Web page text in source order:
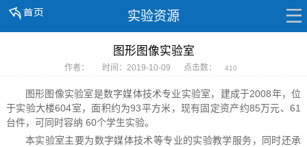
实验资源
图形图像实验室
作者： 时间：2019-10-09 点击数： 410
图形图像实验室是数字媒体技术专业实验室，建成于2008年，位
于实验大楼604室，面积约为93平方米，现有固定资产约85万元、61
台件，可同时容纳 60个学生实验。
本实验室主要为数字媒体技术等专业的实验教学服务，同时还承